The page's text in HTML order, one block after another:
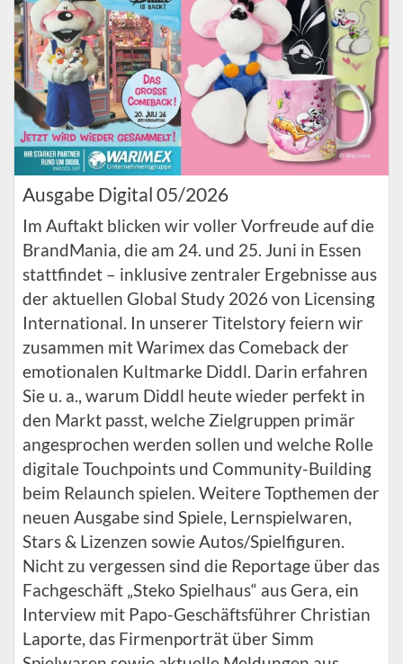
Ausgabe Digital 05/2026
Im Auftakt blicken wir voller Vorfreude auf die
BrandMania, die am 24. und 25. Juni in Essen
stattfindet – inklusive zentraler Ergebnisse aus
der aktuellen Global Study 2026 von Licensing
International. In unserer Titelstory feiern wir
zusammen mit Warimex das Comeback der
emotionalen Kultmarke Diddl. Darin erfahren
Sie u. a., warum Diddl heute wieder perfekt in
den Markt passt, welche Zielgruppen primär
angesprochen werden sollen und welche Rolle
digitale Touchpoints und Community-Building
beim Relaunch spielen. Weitere Topthemen der
neuen Ausgabe sind Spiele, Lernspielwaren,
Stars & Lizenzen sowie Autos/Spielfiguren.
Nicht zu vergessen sind die Reportage über das
Fachgeschäft „Steko Spielhaus“ aus Gera, ein
Interview mit Papo-Geschäftsführer Christian
Laporte, das Firmenporträt über Simm